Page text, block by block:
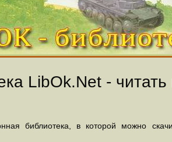
LibOk.Net - читать
библиотека, в которой можно